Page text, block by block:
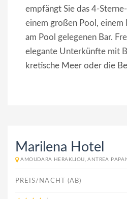
empfängt Sie das 4-
einem großen Pool, einem
am Pool gelegenen Bar.
elegante Unterkünfte mit
kretische Meer oder die
Marilena Hotel
AMOUDARA HERAKLIOU, ANTREA
PREIS/NACHT (AB)